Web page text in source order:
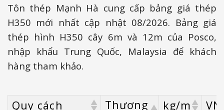
Tôn thép Mạnh Hà cung cấp bảng giá thép
H350 mới nhất cập nhật 08/2026. Bảng giá
thép hình H350 cây 6m và 12m của Posco,
nhập khẩu Trung Quốc, Malaysia để khách
hàng tham khảo.
Quy cách Thương kg/m